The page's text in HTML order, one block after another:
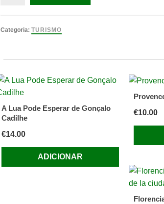
de
Categoria:TURISMO
A Lua Pode Esperar de Gonçalo
Cadilhe
€14.00
ADICIONAR
€10.00